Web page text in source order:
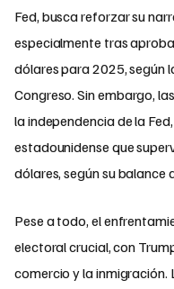
Fed, busca reforzar su
especialmente tras
dólares para 2025, según
Congreso. Sin embargo,
la independencia de la
estadounidense que
dólares, según su balance
Pese a todo, el
electoral crucial, con
comercio y la inmigración.